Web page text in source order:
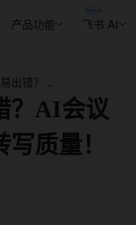
产品功能 飞书 AI
？AI会议
质量！